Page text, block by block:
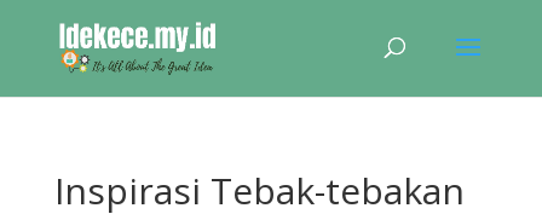
Inspirasi Tebak-tebakan